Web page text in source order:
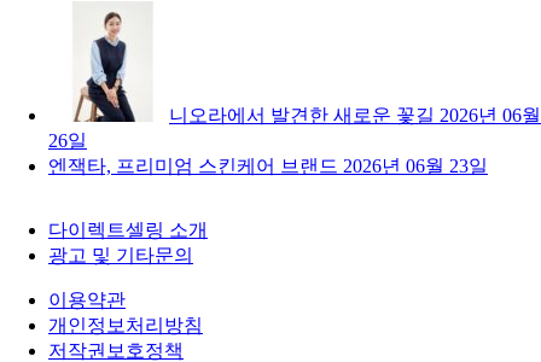
니오라에서 발견한 새로운 꽃길 2026년 06월
26일
엔잭타, 프리미엄 스킨케어 브랜드 2026년 06월 23일
다이렉트셀링 소개
광고 및 기타문의
이용약관
개인정보처리방침
저작권보호정책